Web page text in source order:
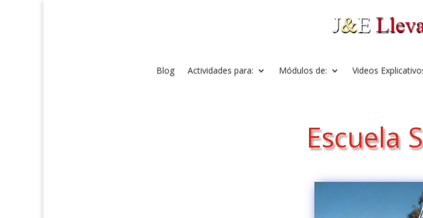
Blog Actividades para: Módulos de: Videos
Escuela